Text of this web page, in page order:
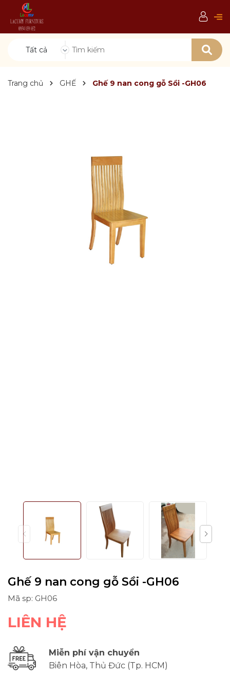
Tất cả
Trang chủ GHẾ Ghế 9 nan cong gỗ Sồi -GH06
Ghế 9 nan cong gỗ Sồi -GH06
Mã sp: GH06
LIÊN HỆ
Miễn phí vận chuyển
Biên Hòa, Thủ Đức (Tp. HCM)